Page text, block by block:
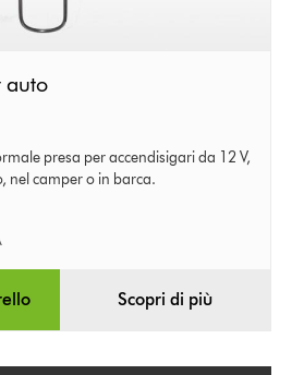
auto
presa per accendisigari da 12 V,
nel camper o in barca.
Scopri di più